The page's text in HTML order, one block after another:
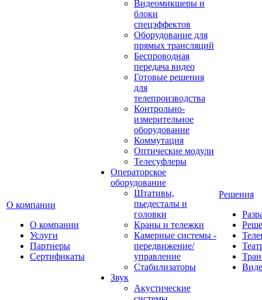
О компании
О компании
Услуги
Партнеры
Сертификаты
Видеомикшеры и
блоки
спецэффектов
Оборудование для
прямых трансляций
Беспроводная
передача видео
Готовые решения
для
телепроизводства
Контрольно-
измерительное
оборудование
Коммутация
Оптические модули
Телесуфлеры
Операторское
оборудование
Штативы,
пьедесталы и
головки
Краны и тележки
Камерные системы -
передвижение/
управление
Стабилизаторы
Звук
Акустические
Решения